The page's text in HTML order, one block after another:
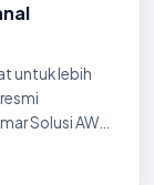
untuk lebih
Solusi AWP,